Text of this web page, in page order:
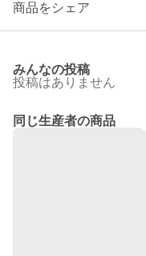
商品をシェア
みんなの投稿
投稿はありません
同じ生産者の商品